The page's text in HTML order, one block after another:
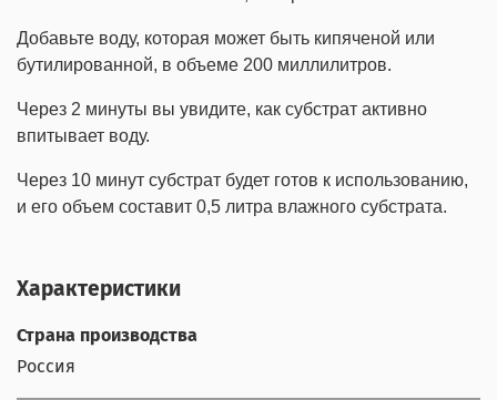
Добавьте воду, которая может быть кипяченой или
бутилированной, в объеме 200 миллилитров.
Через 2 минуты вы увидите, как субстрат активно
впитывает воду.
Через 10 минут субстрат будет готов к использованию,
и его объем составит 0,5 литра влажного субстрата.
Характеристики
Страна производства
Россия